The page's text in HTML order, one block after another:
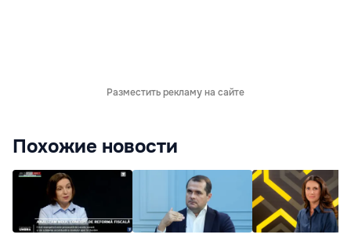
Разместить рекламу на сайте
Похожие новости